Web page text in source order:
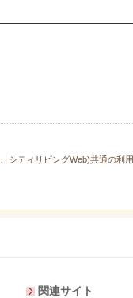
ティリビングWeb)共通の利
関連サイト